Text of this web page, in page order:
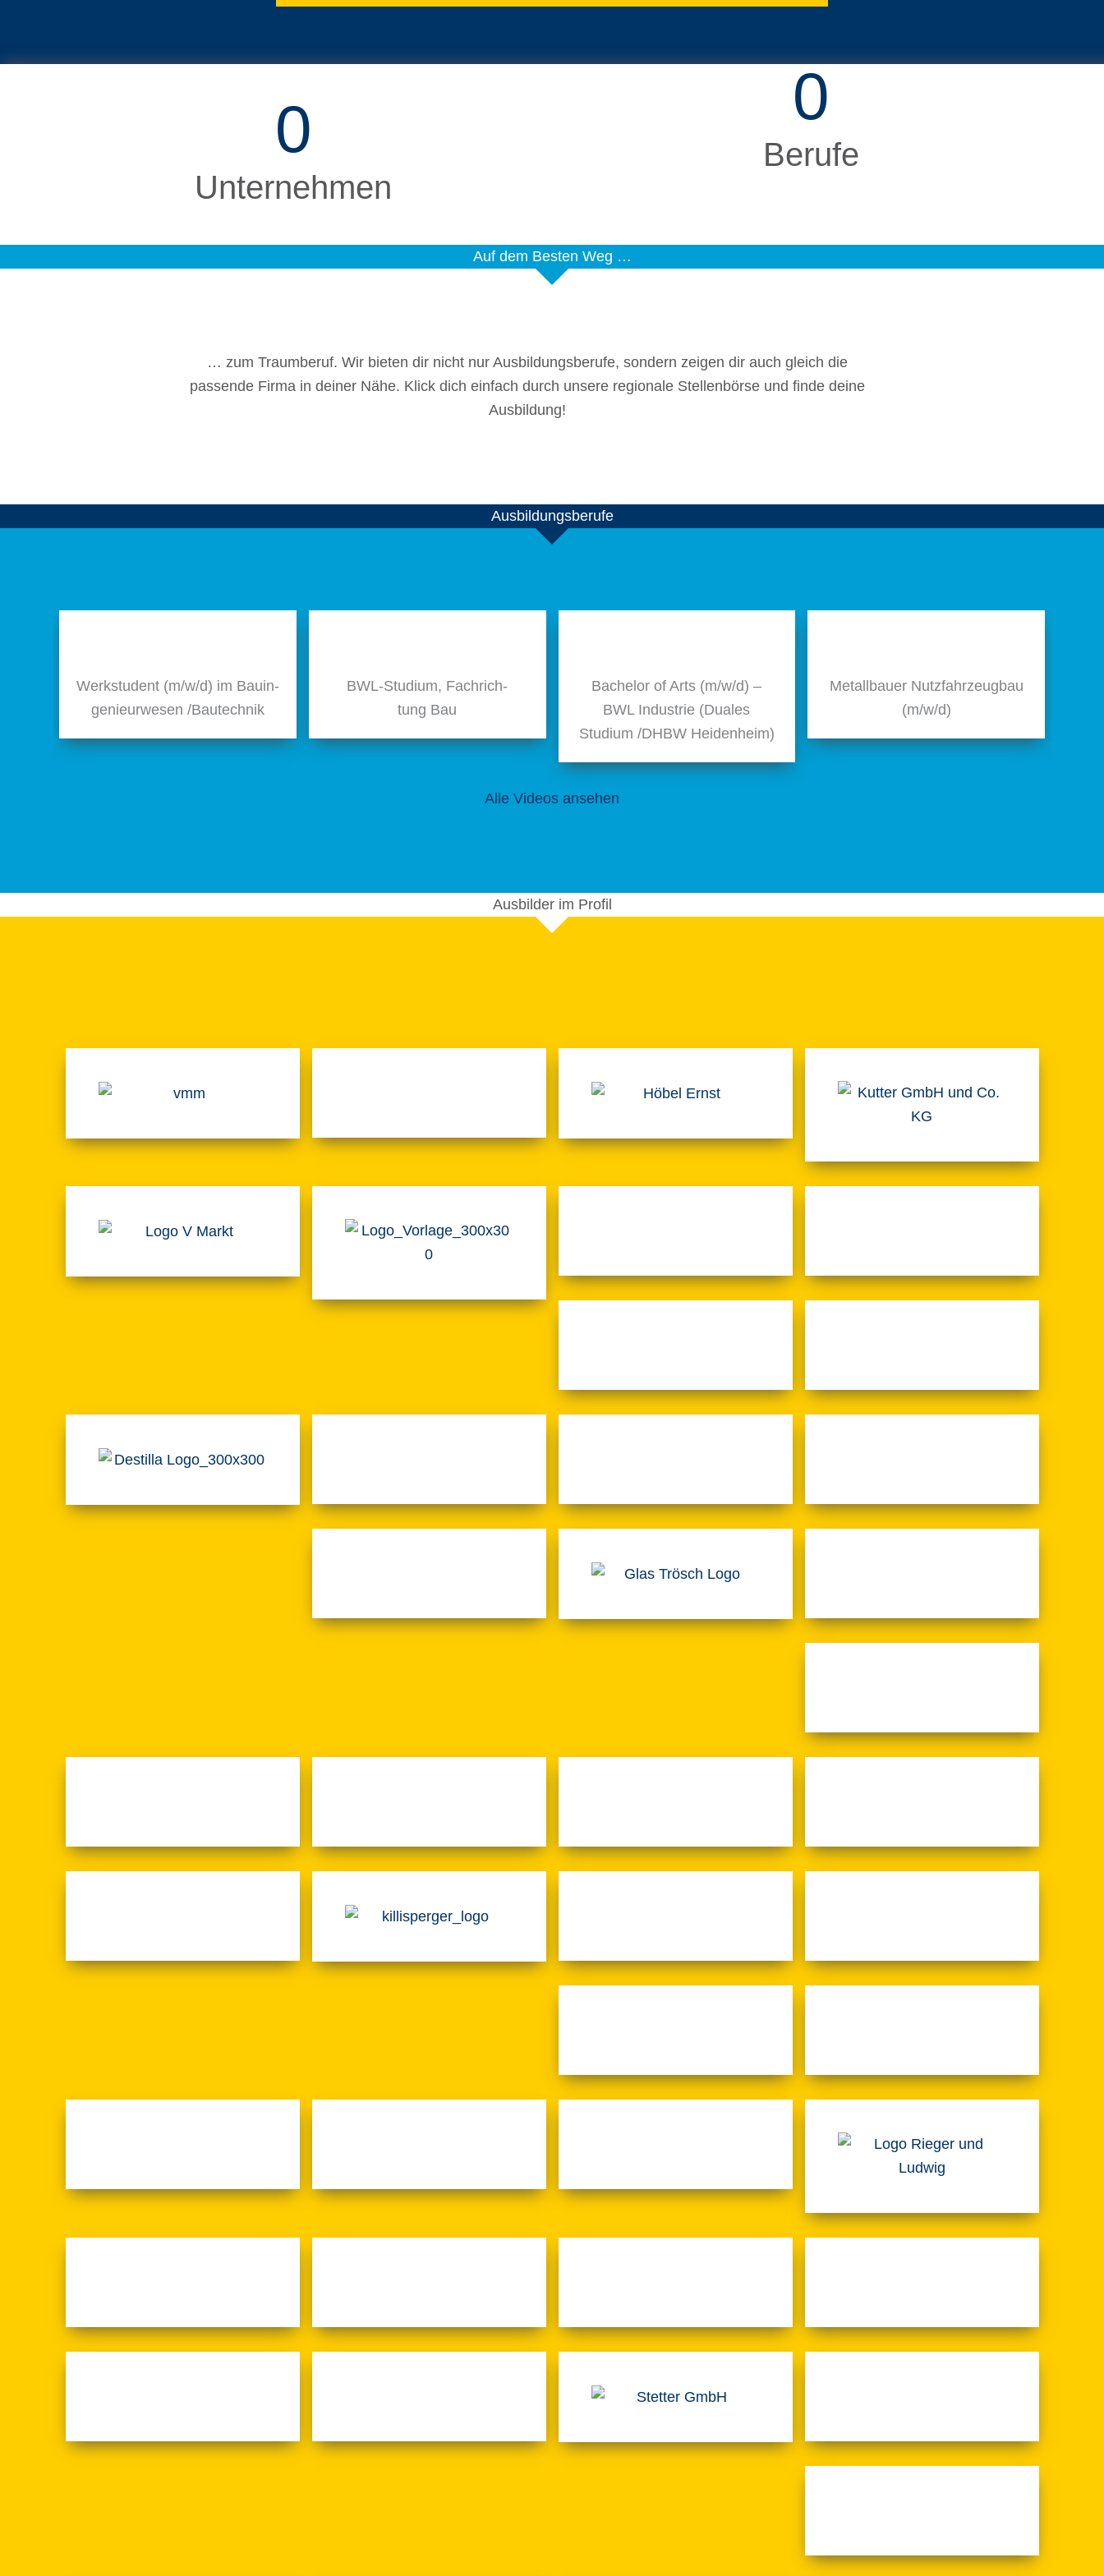
0
Unter­neh­men
0
Berufe
Auf dem Besten Weg …
… zum Traum­be­ruf. Wir bieten dir nicht nur Ausbil­dungs­be­rufe, sondern zeigen dir auch gleich die
passende Firma in deiner Nähe. Klick dich einfach durch unsere regio­nale Stel­len­börse und finde deine
Ausbildung!
Ausbil­dungs­be­rufe
Werk­stu­dent (m/​w/​d) im Bauin­
ge­nieur­we­sen /​Bautech­nik
BWL-Studium, Fach­rich­
tung Bau
Bache­lor of Arts (m/​w/​d) –
BWL Indus­trie (Duales
Studium /​DHBW Heidenheim)
Metall­bauer Nutz­fahr­zeug­bau
(m/​w/​d)
Alle Videos ansehen
Ausbil­der im Profil